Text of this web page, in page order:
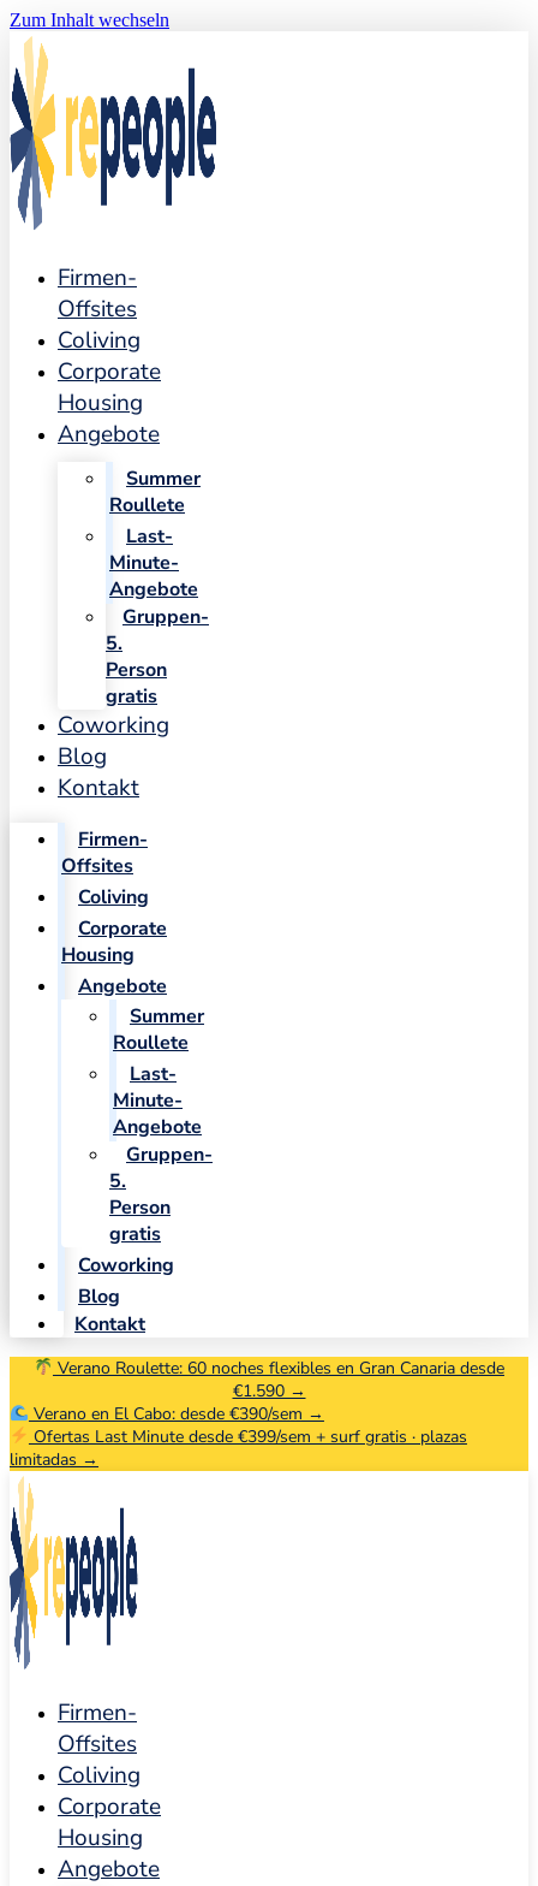
Zum Inhalt wechseln
Firmen-
Offsites
Coliving
Corporate
Housing
Angebote
Summer
Roullete
Last-
Minute-
Angebote
Gruppen-
5.
Person
gratis
Coworking
Blog
Kontakt
Firmen-
Offsites
Coliving
Corporate
Housing
Angebote
Summer
Roullete
Last-
Minute-
Angebote
Gruppen-
5.
Person
gratis
Coworking
Blog
Kontakt
Verano Roulette: 60 noches flexibles en Gran Canaria desde
€1.590 →
Verano en El Cabo: desde €390/sem →
Ofertas Last Minute desde €399/sem + surf gratis · plazas
limitadas →
Firmen-
Offsites
Coliving
Corporate
Housing
Angebote